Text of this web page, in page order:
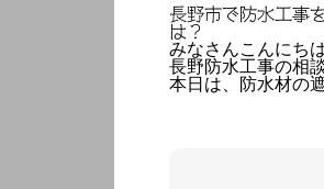
長野市で防水工事
は？
みなさんこんにち
長野防水工事の相
本日は、防水材の